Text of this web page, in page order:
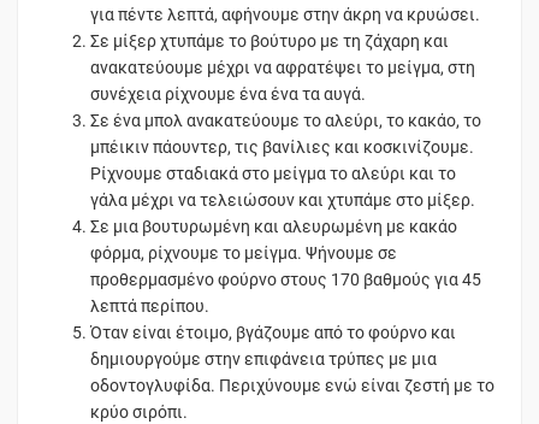
για πέντε λεπτά, αφήνουμε στην άκρη να κρυώσει.
Σε μίξερ χτυπάμε το βούτυρο με τη ζάχαρη και
ανακατεύουμε μέχρι να αφρατέψει το μείγμα, στη
συνέχεια ρίχνουμε ένα ένα τα αυγά.
Σε ένα μπολ ανακατεύουμε το αλεύρι, το κακάο, το
μπέικιν πάουντερ, τις βανίλιες και κοσκινίζουμε.
Ρίχνουμε σταδιακά στο μείγμα το αλεύρι και το
γάλα μέχρι να τελειώσουν και χτυπάμε στο μίξερ.
Σε μια βουτυρωμένη και αλευρωμένη με κακάο
φόρμα, ρίχνουμε το μείγμα. Ψήνουμε σε
προθερμασμένο φούρνο στους 170 βαθμούς για 45
λεπτά περίπου.
Όταν είναι έτοιμο, βγάζουμε από το φούρνο και
δημιουργούμε στην επιφάνεια τρύπες με μια
οδοντογλυφίδα. Περιχύνουμε ενώ είναι ζεστή με το
κρύο σιρόπι.